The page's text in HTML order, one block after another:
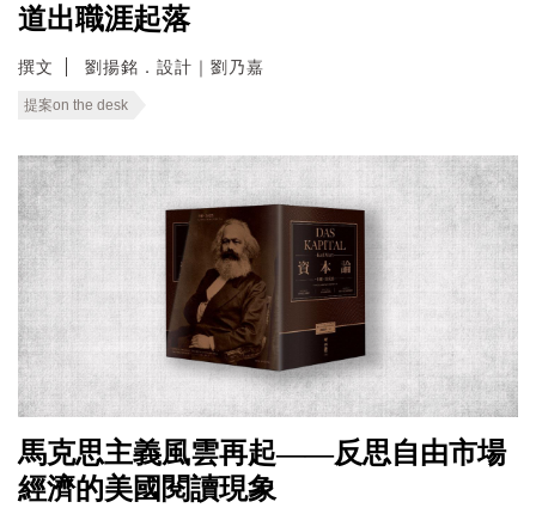
道出職涯起落
撰文 劉揚銘．設計｜劉乃嘉
提案on the desk
馬克思主義風雲再起——反思自由市場
經濟的美國閱讀現象